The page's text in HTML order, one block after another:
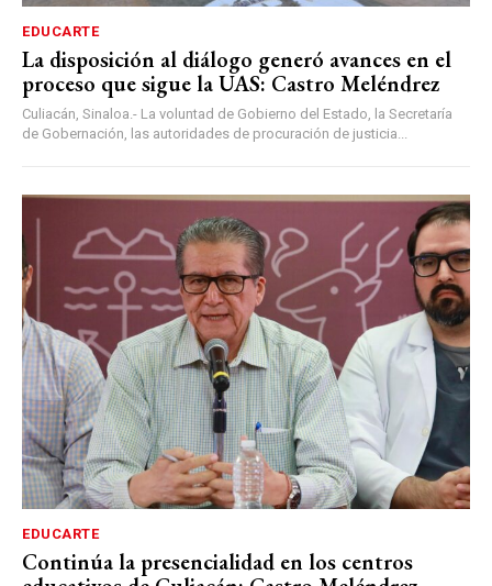
EDUCARTE
La disposición al diálogo generó avances en el
proceso que sigue la UAS: Castro Meléndrez
Culiacán, Sinaloa.- La voluntad de Gobierno del Estado, la Secretaría
de Gobernación, las autoridades de procuración de justicia...
EDUCARTE
Continúa la presencialidad en los centros